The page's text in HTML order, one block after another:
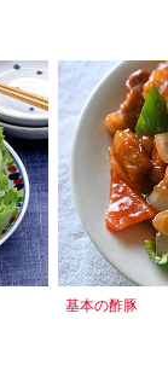
基本の酢豚